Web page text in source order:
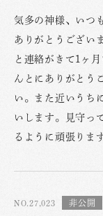
気多の神様、いつ
ありがとうござい
と連絡がきて1ヶ
んとにありがとう
い。また近いうち
いします。見守っ
るように頑張りま
NO.27,023